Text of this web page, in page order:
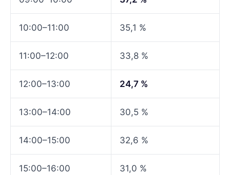
10:00–11:00 35,1 %
11:00–12:00 33,8 %
12:00–13:00 24,7 %
13:00–14:00 30,5 %
14:00–15:00 32,6 %
15:00–16:00 31,0 %